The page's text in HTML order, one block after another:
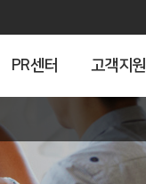
PR센터 고객지원